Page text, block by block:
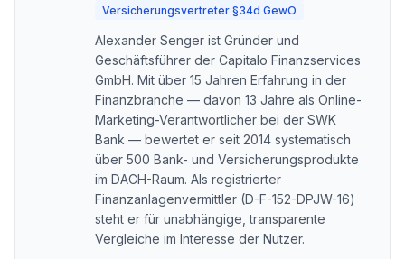
Versicherungsvertreter §34d GewO
Alexander Senger ist Gründer und
Geschäftsführer der Capitalo Finanzservices
GmbH. Mit über 15 Jahren Erfahrung in der
Finanzbranche — davon 13 Jahre als Online-
Marketing-Verantwortlicher bei der SWK
Bank — bewertet er seit 2014 systematisch
über 500 Bank- und Versicherungsprodukte
im DACH-Raum. Als registrierter
Finanzanlagenvermittler (D-F-152-DPJW-16)
steht er für unabhängige, transparente
Vergleiche im Interesse der Nutzer.